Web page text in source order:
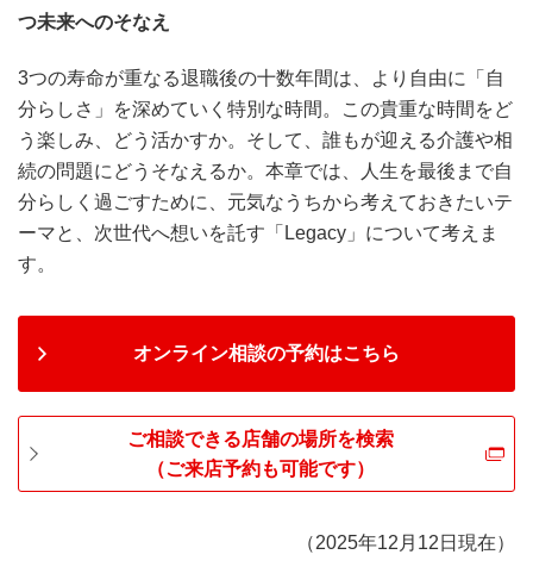
つ未来へのそなえ
3つの寿命が重なる退職後の十数年間は、より自由に「自
分らしさ」を深めていく特別な時間。この貴重な時間をど
う楽しみ、どう活かすか。そして、誰もが迎える介護や相
続の問題にどうそなえるか。本章では、人生を最後まで自
分らしく過ごすために、元気なうちから考えておきたいテ
ーマと、次世代へ想いを託す「Legacy」について考えま
す。
オンライン相談の予約はこちら
ご相談できる店舗の場所を検索
（ご来店予約も可能です）
（2025年12月12日現在）